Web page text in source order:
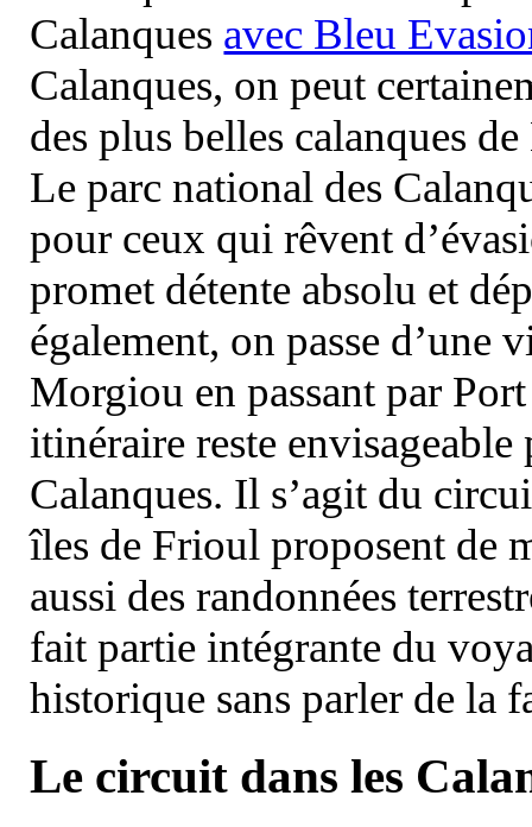
Calanques avec Bleu
Calanques, on peut
des plus belles calanques
Le parc national des
pour ceux qui rêvent
promet détente absolu et
également, on passe d’une
Morgiou en passant par
itinéraire reste
Calanques. Il s’agit du
îles de Frioul proposent de
aussi des randonnées
fait partie intégrante du
historique sans parler de la
Le circuit dans les